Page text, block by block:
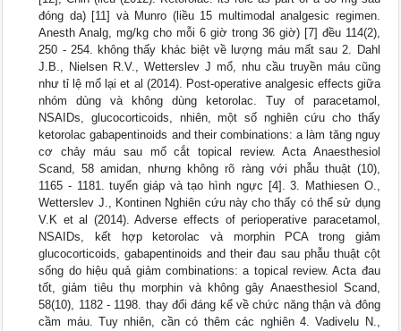
đóng da) [11] và Munro (liều 15 multimodal analgesic regimen.
Anesth Analg, mg/kg cho mỗi 6 giờ trong 36 giờ) [7] đều 114(2),
250 - 254. không thấy khác biệt về lượng máu mất sau 2. Dahl
J.B., Nielsen R.V., Wetterslev J mổ, nhu cầu truyền máu cũng
như tỉ lệ mổ lại et al (2014). Post-operative analgesic effects giữa
nhóm dùng và không dùng ketorolac. Tuy of paracetamol,
NSAIDs, glucocorticoids, nhiên, một số nghiên cứu cho thấy
ketorolac gabapentinoids and their combinations: a làm tăng nguy
cơ chảy máu sau mổ cắt topical review. Acta Anaesthesiol
Scand, 58 amidan, nhưng không rõ ràng với phẫu thuật (10),
1165 - 1181. tuyến giáp và tạo hình ngực [4]. 3. Mathiesen O.,
Wetterslev J., Kontinen Nghiên cứu này cho thấy có thể sử dụng
V.K et al (2014). Adverse effects of perioperative paracetamol,
NSAIDs, kết hợp ketorolac và morphin PCA trong giảm
glucocorticoids, gabapentinoids and their đau sau phẫu thuật cột
sống do hiệu quả giảm combinations: a topical review. Acta đau
tốt, giảm tiêu thụ morphin và không gây Anaesthesiol Scand,
58(10), 1182 - 1198. thay đổi đáng kể về chức năng thận và đông
cầm máu. Tuy nhiên, cần có thêm các nghiên 4. Vadivelu N.,